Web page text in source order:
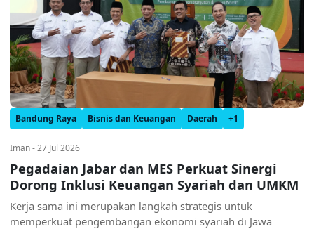
Bandung Raya Bisnis dan Keuangan Daerah +1
Iman - 27 Jul 2026
Pegadaian Jabar dan MES Perkuat Sinergi
Dorong Inklusi Keuangan Syariah dan UMKM
Kerja sama ini merupakan langkah strategis untuk
memperkuat pengembangan ekonomi syariah di Jawa